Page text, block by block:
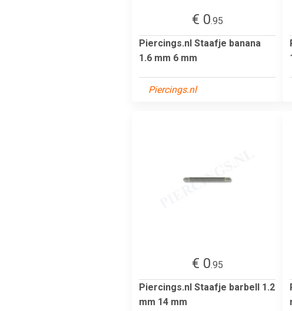
€ 0.95
Piercings.nl Staafje banana
1.6 mm 6 mm
Piercings.nl
€ 0.95
Piercings.nl Staafje barbell 1.2
mm 14 mm